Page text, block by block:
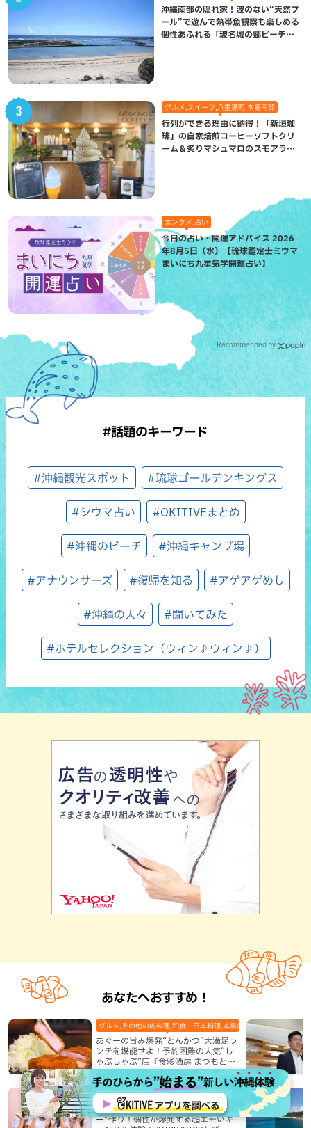
沖縄南部の隠れ家！波のない“天然プ
ール”で遊んで熱帯魚観察も楽しめる
個性あふれる「玻名城の郷ビーチ」
グルメ,スイーツ,八重瀬町,本島南部
行列ができる理由に納得！「新垣珈
琲」の自家焙煎コーヒーソフトクリ
ーム＆炙りマシュマロのスモアラテ
エンタメ,占い
今日の占い・開運アドバイス 2026
年8月5日（水）【琉球鑑定士ミウマ
まいにち九星気学開運占い】
Recommended by
#話題のキーワード
#沖縄観光スポット #琉球ゴールデンキングス
#シウマ占い #OKITIVEまとめ
#沖縄のビーチ #沖縄キャンプ場
#アナウンサーズ #復帰を知る #アゲアゲめし
#沖縄の人々 #聞いてみた
#ホテルセレクション（ウィン♪ウィン♪）
あなたへおすすめ！
あぐーの旨み爆発“とんかつ”大満足ラ
ンチを堪能せよ！予約困難の人気“し
ゃぶしゃぶ”店『食彩酒房 まつもと』
平日限定でオープン（那覇市）
グルメ,その他の肉料理,和食・日本料理,本島南部,那覇市
国際通りで自分だけの“推しシーサ
ー”作り！個性が爆発する超エモいキ
おでかけ,体験,本島南部,那覇市